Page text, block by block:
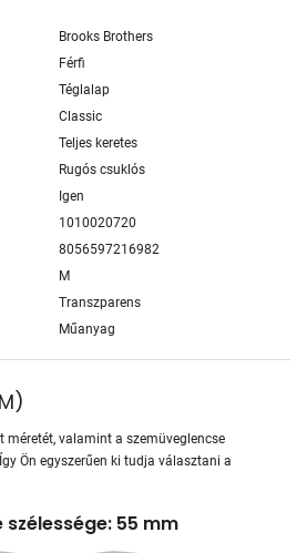
Brooks Brothers
Férfi
Téglalap
Classic
Teljes keretes
Rugós csuklós
Igen
1010020720
8056597216982
M
Transzparens
Műanyag
M)
méretét, valamint a szemüveglencse
Ön egyszerűen ki tudja választani a
szélessége: 55 mm